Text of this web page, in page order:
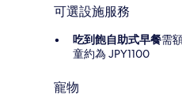
可選設施服務
吃到飽自助式早餐需
童約為 JPY1100
寵物